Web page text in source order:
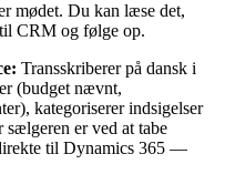
mødet. Du kan læse det,
CRM og følge op.
Transskriberer på dansk i
(budget nævnt,
kategoriserer indsigelser
er ved at tabe
til Dynamics 365 —